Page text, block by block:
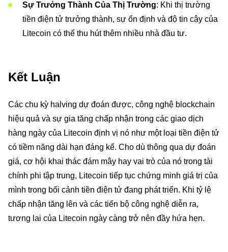
Sự Trưởng Thành Của Thị Trường: Khi thị trường
tiền điện tử trưởng thành, sự ổn định và độ tin cậy của
Litecoin có thể thu hút thêm nhiều nhà đầu tư.
Kết Luận
Các chu kỳ halving dự đoán được, công nghệ blockchain
hiệu quả và sự gia tăng chấp nhận trong các giao dịch
hàng ngày của Litecoin định vị nó như một loại tiền điện tử
có tiềm năng dài hạn đáng kể. Cho dù thông qua dự đoán
giá, cơ hội khai thác đám mây hay vai trò của nó trong tài
chính phi tập trung, Litecoin tiếp tục chứng minh giá trị của
mình trong bối cảnh tiền điện tử đang phát triển. Khi tỷ lệ
chấp nhận tăng lên và các tiến bộ công nghệ diễn ra,
tương lai của Litecoin ngày càng trở nên đầy hứa hẹn.